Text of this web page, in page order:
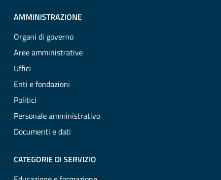
AMMINISTRAZIONE
Organi di governo
Aree amministrative
Uffici
Enti e fondazioni
Politici
Personale amministrativo
Documenti e dati
CATEGORIE DI SERVIZIO